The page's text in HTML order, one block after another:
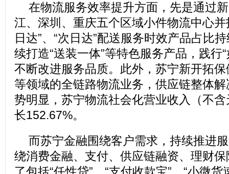
在物流服务效率提升方面，先是通过
江、深圳、重庆五个区域小件物流中心并
日达”、“次日达”配送服务时效产品占比
续打造“送装一体”等特色服务产品，践行
不断改进服务品质。此外，苏宁新开拓
等领域的全链路物流业务，供应链整体
势明显，苏宁物流社会化营业收入（不
长152.67%。
而苏宁金融围绕客户需求，持续推进
绕消费金融、支付、供应链融资、理财